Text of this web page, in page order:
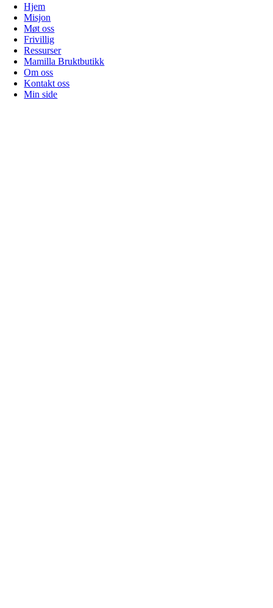
Hjem
Misjon
Møt oss
Frivillig
Ressurser
Mamilla Bruktbutikk
Om oss
Kontakt oss
Min side